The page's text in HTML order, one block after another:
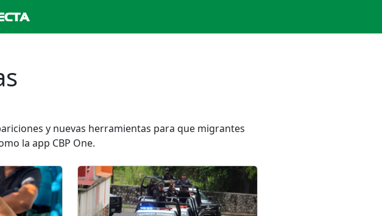
y nuevas herramientas para que migrantes
la app CBP One.